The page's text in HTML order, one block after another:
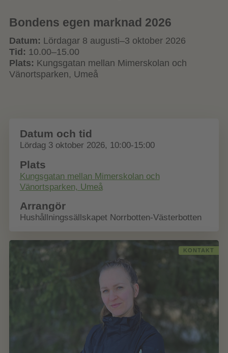
Bondens egen marknad 2026
Datum: Lördagar 8 augusti–3 oktober 2026
Tid: 10.00–15.00
Plats: Kungsgatan mellan Mimerskolan och
Vänortsparken, Umeå
Datum och tid
Lördag 3 oktober 2026, 10:00-15:00
Plats
Kungsgatan mellan Mimerskolan och
Vänortsparken, Umeå
Arrangör
Hushållningssällskapet Norrbotten-Västerbotten
KONTAKT